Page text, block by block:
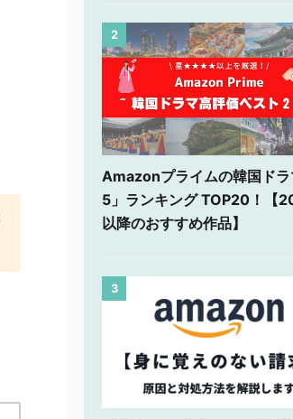
2
Amazonプライムの韓国ドラ
5」ランキング TOP20！【
以降のおすすめ作品】
3